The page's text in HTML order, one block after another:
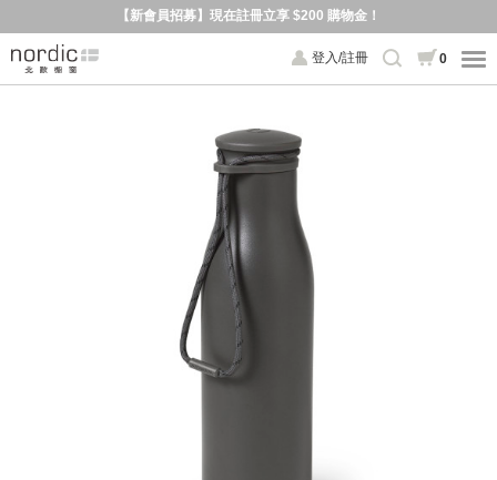
【新會員招募】現在註冊立享 $200 購物金！
登入/註冊 0